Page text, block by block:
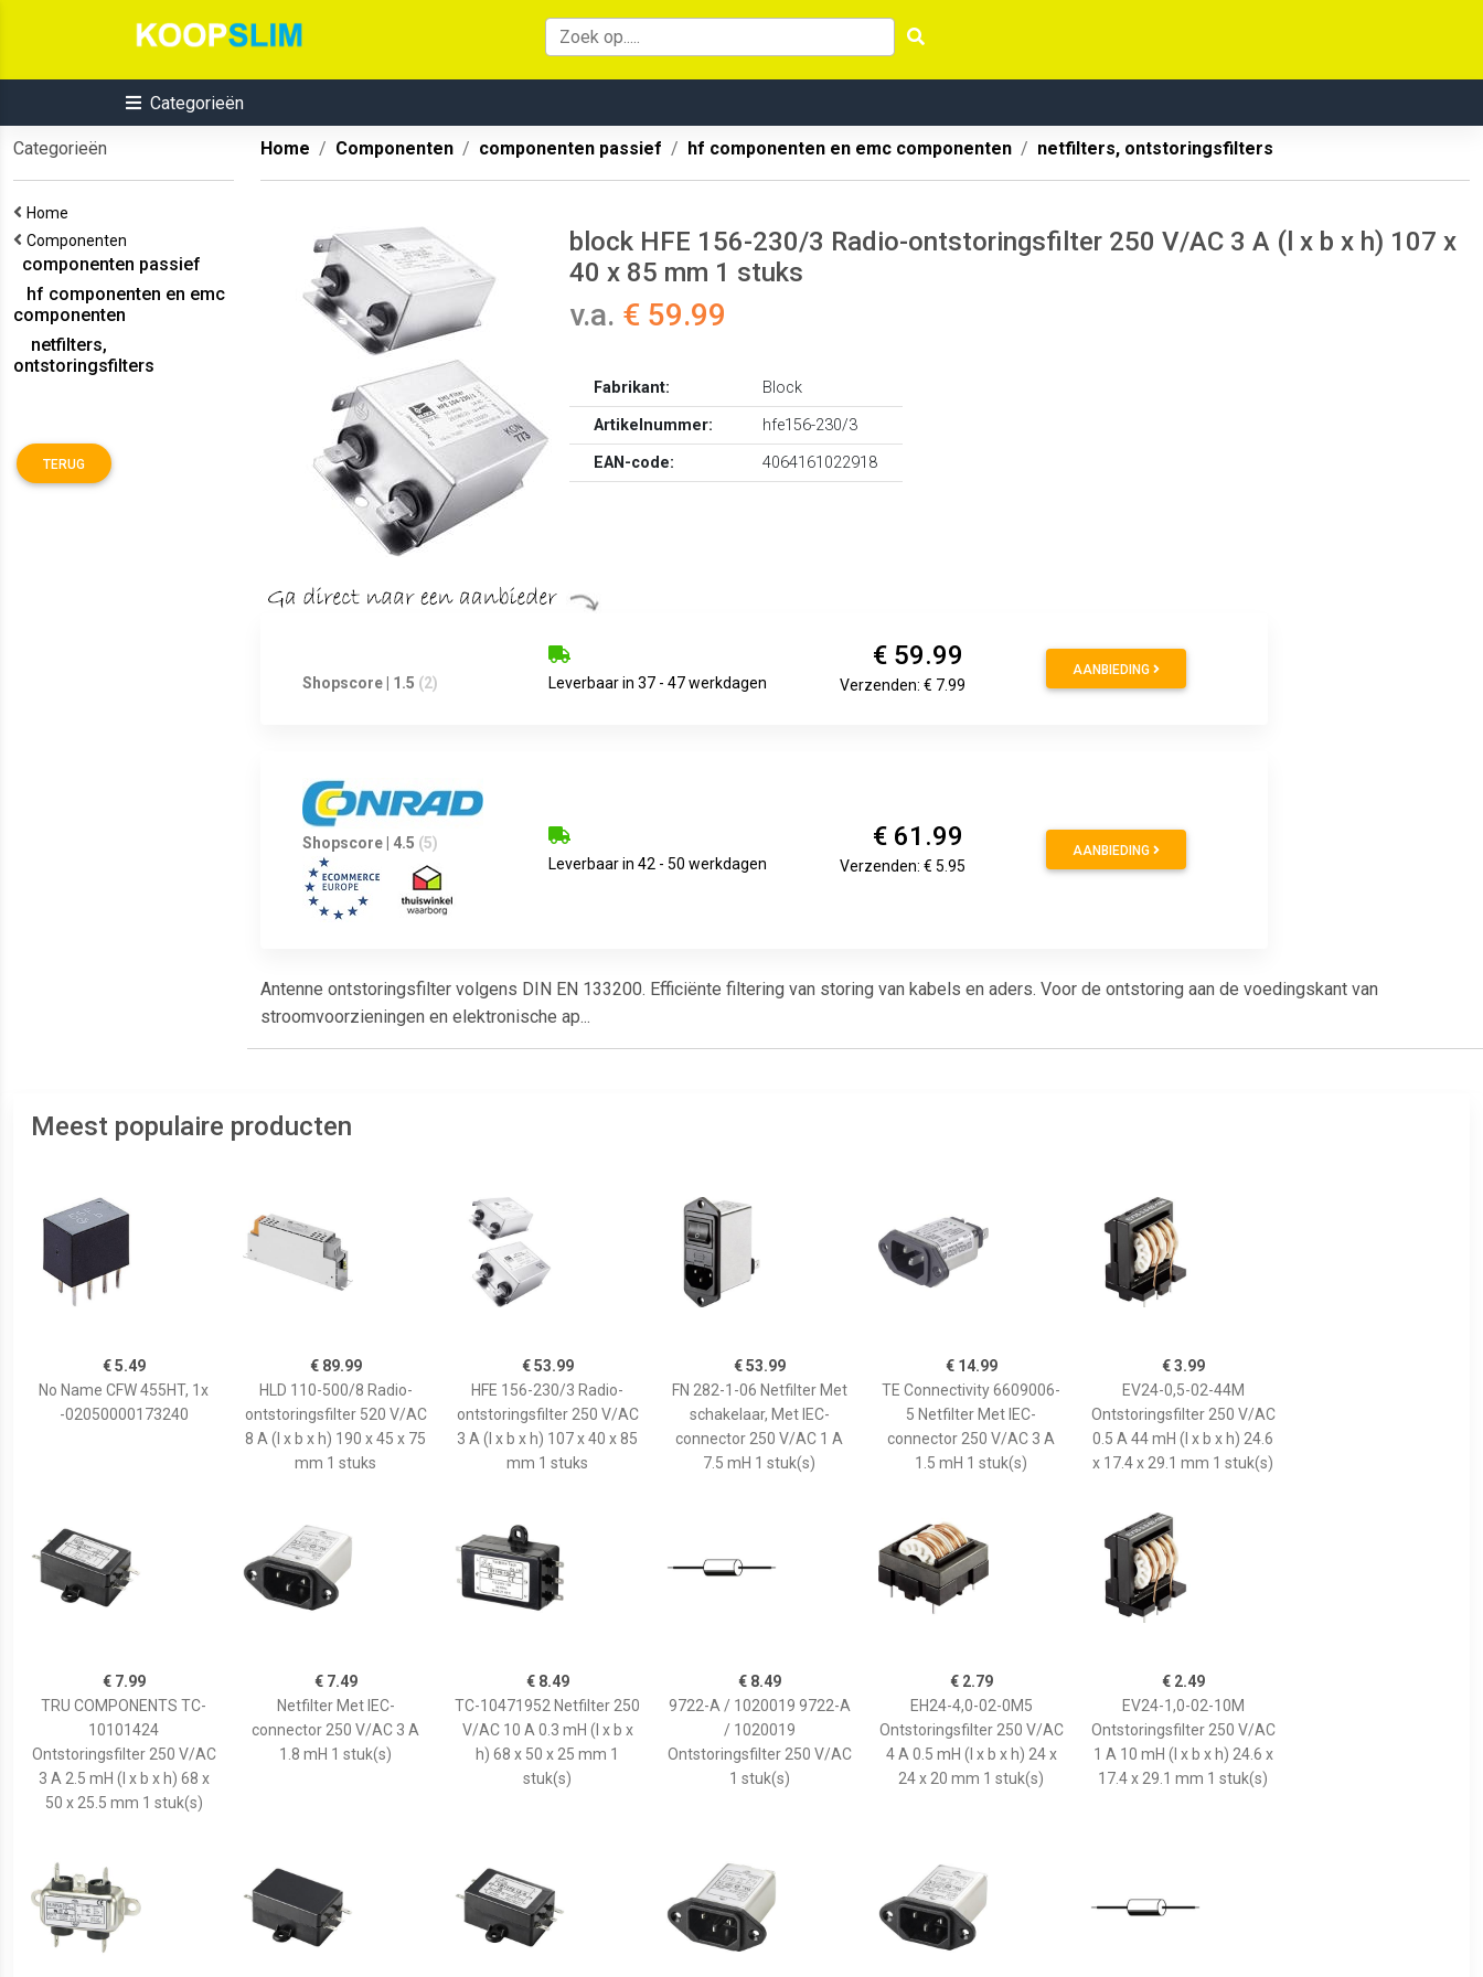
Categorieën
Categorieën
Home
Componenten
componenten passief
hf componenten en emc
componenten
netfilters,
ontstoringsfilters
TERUG
Home Componenten componenten passief hf componenten en emc componenten netfilters, ontstoringsfilters
block HFE 156-230/3 Radio-ontstoringsfilter 250 V/AC 3 A (l x b x h) 107 x
40 x 85 mm 1 stuks
v.a. € 59.99
Fabrikant:
Block
Artikelnummer:
hfe156-230/3
EAN-code:
4064161022918
Shopscore | 1.5 (2) Leverbaar in 37 - 47 werkdagen
€ 59.99
Verzenden: € 7.99
AANBIEDING
Shopscore | 4.5 (5)
Leverbaar in 42 - 50 werkdagen
€ 61.99
Verzenden: € 5.95
AANBIEDING
Antenne ontstoringsfilter volgens DIN EN 133200. Efficiënte filtering van storing van kabels en aders. Voor de ontstoring aan de voedingskant van
stroomvoorzieningen en elektronische ap...
Meest populaire producten
€ 5.49
No Name CFW 455HT, 1x
-02050000173240
€ 89.99
HLD 110-500/8 Radio-
ontstoringsfilter 520 V/AC
8 A (l x b x h) 190 x 45 x 75
mm 1 stuks
€ 53.99
HFE 156-230/3 Radio-
ontstoringsfilter 250 V/AC
3 A (l x b x h) 107 x 40 x 85
mm 1 stuks
€ 53.99
FN 282-1-06 Netfilter Met
schakelaar, Met IEC-
connector 250 V/AC 1 A
7.5 mH 1 stuk(s)
€ 14.99
TE Connectivity 6609006-
5 Netfilter Met IEC-
connector 250 V/AC 3 A
1.5 mH 1 stuk(s)
€ 3.99
EV24-0,5-02-44M
Ontstoringsfilter 250 V/AC
0.5 A 44 mH (l x b x h) 24.6
x 17.4 x 29.1 mm 1 stuk(s)
€ 7.99
TRU COMPONENTS TC-
10101424
Ontstoringsfilter 250 V/AC
3 A 2.5 mH (l x b x h) 68 x
50 x 25.5 mm 1 stuk(s)
€ 7.49
Netfilter Met IEC-
connector 250 V/AC 3 A
1.8 mH 1 stuk(s)
€ 8.49
TC-10471952 Netfilter 250
V/AC 10 A 0.3 mH (l x b x
h) 68 x 50 x 25 mm 1
stuk(s)
€ 8.49
9722-A / 1020019 9722-A
/ 1020019
Ontstoringsfilter 250 V/AC
1 stuk(s)
€ 2.79
EH24-4,0-02-0M5
Ontstoringsfilter 250 V/AC
4 A 0.5 mH (l x b x h) 24 x
24 x 20 mm 1 stuk(s)
€ 2.49
EV24-1,0-02-10M
Ontstoringsfilter 250 V/AC
1 A 10 mH (l x b x h) 24.6 x
17.4 x 29.1 mm 1 stuk(s)